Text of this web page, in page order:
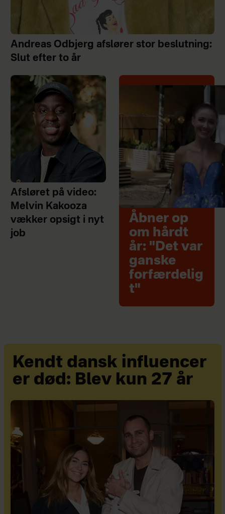
Andreas Odbjerg afslører stor beslutning:
Slut efter to år
Afsløret på video:
Melvin Kakooza
vækker opsigt i nyt
job
Åbner op
om hårdt
år: "Det var
ganske
forfærdelig
t"
Kendt dansk influencer
er død: Blev kun 27 år